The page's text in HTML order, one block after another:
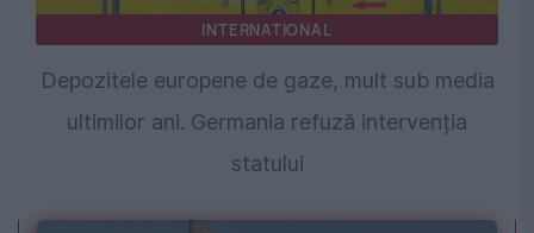
INTERNATIONAL
Depozitele europene de gaze, mult sub media
ultimilor ani. Germania refuză intervenția
statului